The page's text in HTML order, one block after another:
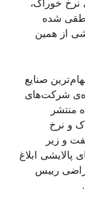
خوراک،
شده
از همین
صنایع
شرکت‌های
با تاخیر‌های بیش از 6 ماه منتشر
و نرخ
و زیر
پالایشی ابلاغ
ريیس